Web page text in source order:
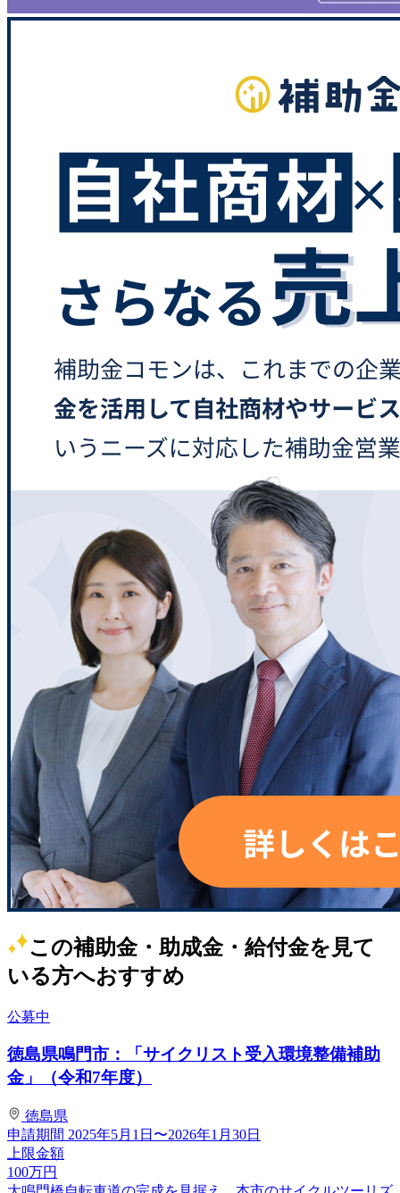
この補助金・助成金・給付金を見て
いる方へおすすめ
公募中
徳島県鳴門市：「サイクリスト受入環境整備補助
金」（令和7年度）
徳島県
申請期間 2025年5月1日〜2026年1月30日
上限金額
100万円